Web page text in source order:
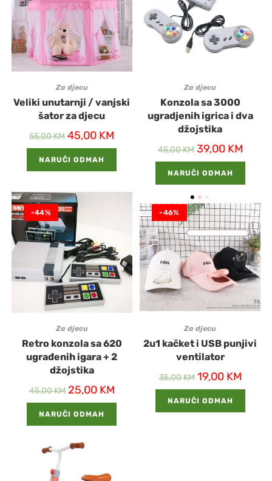
Za djecu
Veliki unutarnji / vanjski
šator za djecu
55,00KM 45,00 KM
NARUČI ODMAH
Za djecu
Konzola sa 3000
ugradjenih igrica i dva
džojstika
45,00KM 39,00 KM
NARUČI ODMAH
-44%
Za djecu
Retro konzola sa 620
ugrađenih igara + 2
džojstika
45,00KM 25,00 KM
NARUČI ODMAH
-46%
Za djecu
2u1 kačket i USB punjivi
ventilator
35,00KM 19,00 KM
NARUČI ODMAH